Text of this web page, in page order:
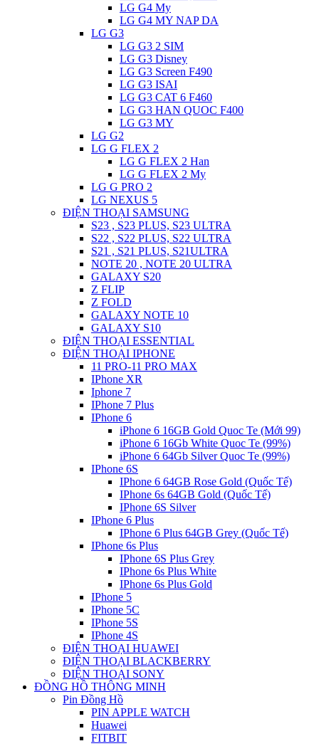
LG G4 My
LG G4 MY NAP DA
LG G3
LG G3 2 SIM
LG G3 Disney
LG G3 Screen F490
LG G3 ISAI
LG G3 CAT 6 F460
LG G3 HAN QUOC F400
LG G3 MY
LG G2
LG G FLEX 2
LG G FLEX 2 Han
LG G FLEX 2 My
LG G PRO 2
LG NEXUS 5
ĐIỆN THOẠI SAMSUNG
S23 , S23 PLUS, S23 ULTRA
S22 , S22 PLUS, S22 ULTRA
S21 , S21 PLUS, S21ULTRA
NOTE 20 , NOTE 20 ULTRA
GALAXY S20
Z FLIP
Z FOLD
GALAXY NOTE 10
GALAXY S10
ĐIỆN THOẠI ESSENTIAL
ĐIỆN THOẠI IPHONE
11 PRO-11 PRO MAX
IPhone XR
Iphone 7
IPhone 7 Plus
IPhone 6
iPhone 6 16GB Gold Quoc Te (Mới 99)
iPhone 6 16Gb White Quoc Te (99%)
iPhone 6 64Gb Silver Quoc Te (99%)
IPhone 6S
IPhone 6 64GB Rose Gold (Quốc Tế)
IPhone 6s 64GB Gold (Quốc Tế)
IPhone 6S Silver
IPhone 6 Plus
IPhone 6 Plus 64GB Grey (Quốc Tế)
IPhone 6s Plus
IPhone 6S Plus Grey
IPhone 6s Plus White
IPhone 6s Plus Gold
IPhone 5
IPhone 5C
IPhone 5S
IPhone 4S
ĐIỆN THOẠI HUAWEI
ĐIỆN THOẠI BLACKBERRY
ĐIỆN THOẠI SONY
ĐỒNG HỒ THÔNG MINH
Pin Đồng Hồ
PIN APPLE WATCH
Huawei
FITBIT